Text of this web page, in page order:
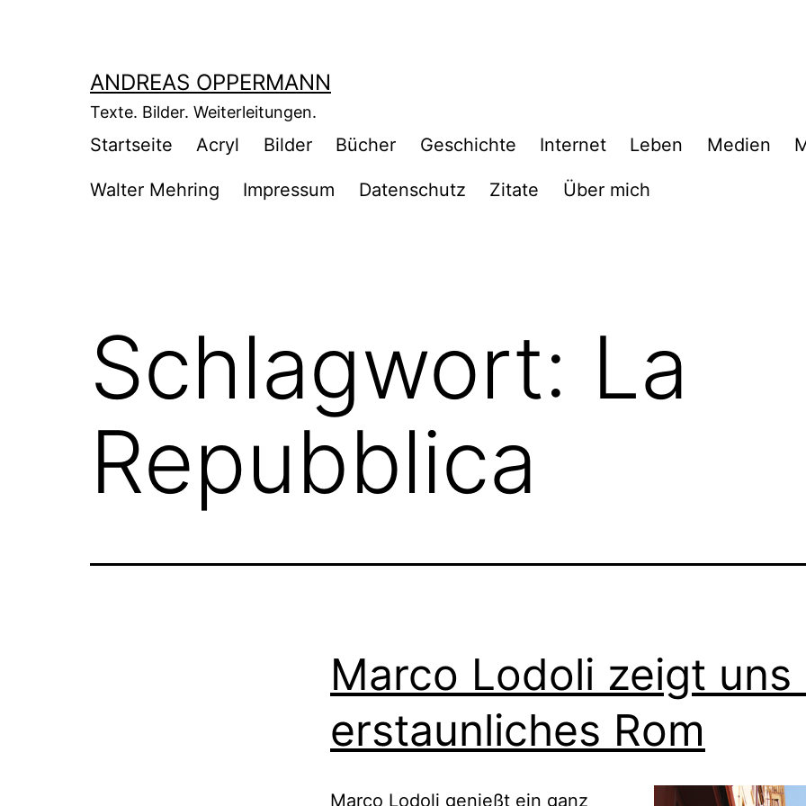
ANDREAS OPPERMANN
Texte. Bilder. Weiterleitungen.
Startseite Acryl Bilder Bücher Geschichte Internet Leben Medien
Walter Mehring Impressum Datenschutz Zitate Über mich
Schlagwort: La
Repubblica
Marco Lodoli zeigt uns
erstaunliches Rom
Marco Lodoli genießt ein ganz